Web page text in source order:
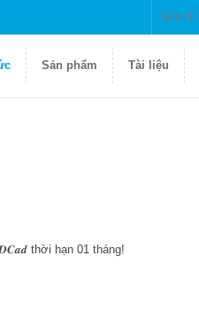
Sản phẩm Tài liệu
thời hạn 01 tháng!